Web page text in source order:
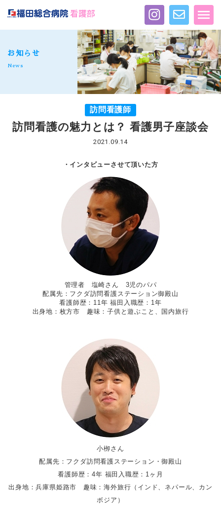
お知らせ
News
訪問看護師
訪問看護の魅力とは？ 看護男子座談会
2021.09.14
・インタビューさせて頂いた方
管理者 塩崎さん 3児のパパ
配属先：フクダ訪問看護ステーション御殿山
看護師歴：11年 福田入職歴：1年
出身地：枚方市 趣味：子供と遊ぶこと、国内旅行
小栁さん
配属先：フクダ訪問看護ステーション・御殿山
看護師歴：4年 福田入職歴：1ヶ月
出身地：兵庫県姫路市 趣味：海外旅行（インド、ネパール、カン
ボジア）